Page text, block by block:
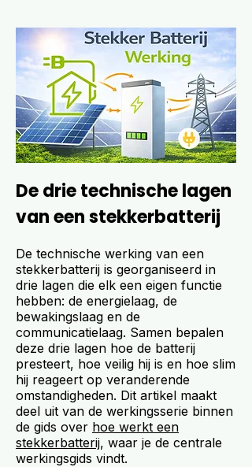
De drie technische lagen
van een stekkerbatterij
De technische werking van een
stekkerbatterij is georganiseerd in
drie lagen die elk een eigen functie
hebben: de energielaag, de
bewakingslaag en de
communicatielaag. Samen bepalen
deze drie lagen hoe de batterij
presteert, hoe veilig hij is en hoe slim
hij reageert op veranderende
omstandigheden. Dit artikel maakt
deel uit van de werkingsserie binnen
de gids over hoe werkt een
stekkerbatterij, waar je de centrale
werkingsgids vindt.